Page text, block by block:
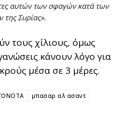
αυτών των σφαγών κατά των
της Συρίας».
τους χίλιους, όμως
κάνουν λόγο για
μέσα σε 3 μέρες.
μπασαρ αλ ασαντ